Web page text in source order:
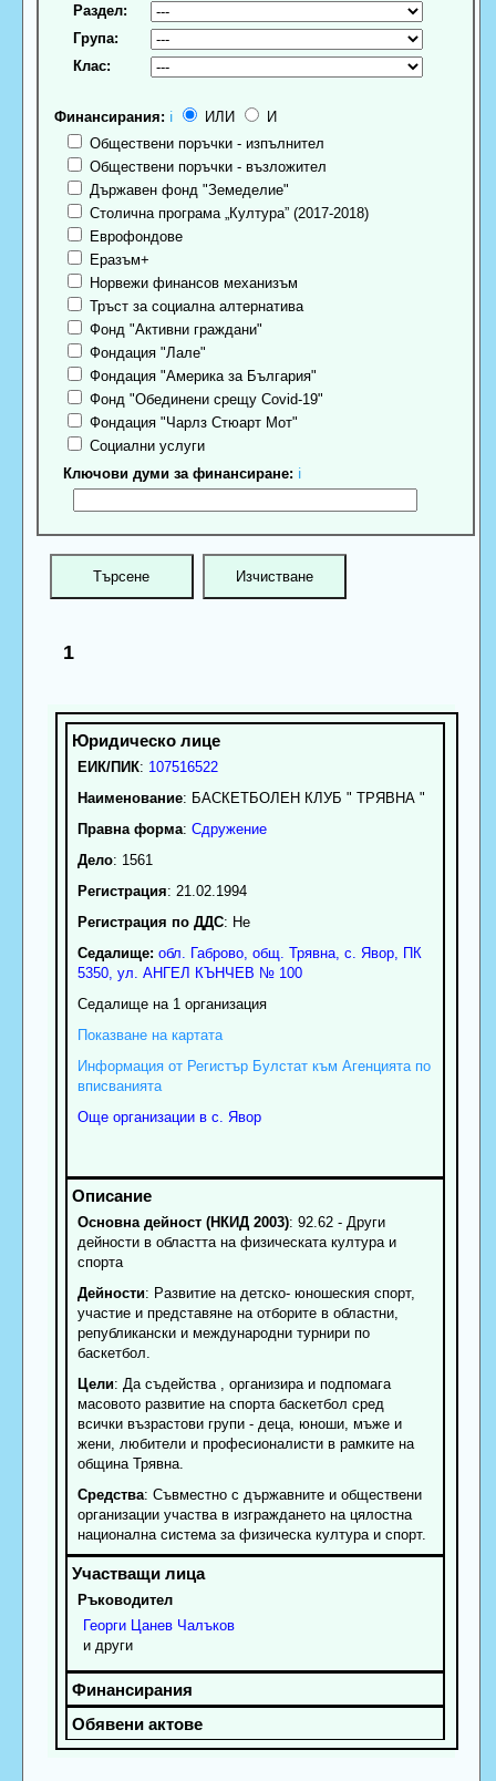
Раздел:
Група:
Клас:
Финансирания: ℹ ИЛИ
И
Обществени поръчки - изпълнител
Обществени поръчки - възложител
Държавен фонд "Земеделие"
Столична програма „Култура” (2017-2018)
Еврофондове
Еразъм+
Норвежи финансов механизъм
Тръст за социална алтернатива
Фонд "Активни граждани"
Фондация "Лале"
Фондация "Америка за България"
Фонд "Обединени срещу Covid-19"
Фондация "Чарлз Стюарт Мот"
Социални услуги
Ключови думи за финансиране: ℹ
1
ЕИК/ПИК: 107516522
Наименование: БАСКЕТБОЛЕН КЛУБ " ТРЯВНА "
Правна форма: Сдружение
Дело: 1561
Регистрация: 21.02.1994
Регистрация по ДДС: Нe
Седалище: обл. Габрово, общ. Трявна, с. Явор, ПК
5350, ул. АНГЕЛ КЪНЧЕВ № 100
Седалище на 1 организация
Показване на картата
Информация от Регистър Булстат към Агенцията по
вписванията
Още организации в с. Явор
Основна дейност (НКИД 2003): 92.62 - Други
дейности в областта на физическата култура и
спорта
Дейности: Развитие на детско- юношеския спорт,
участие и представяне на отборите в областни,
републикански и международни турнири по
баскетбол.
Цели: Да съдейства , организира и подпомага
масовото развитие на спорта баскетбол сред
всички възрастови групи - деца, юноши, мъже и
жени, любители и професионалисти в рамките на
община Трявна.
Средства: Съвместно с държавните и обществени
организации участва в изграждането на цялостна
национална система за физическа култура и спорт.
Ръководител
Георги Цанев Чалъков
и други